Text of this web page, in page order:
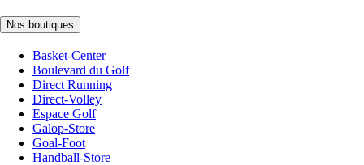
Nos boutiques
Basket-Center
Boulevard du Golf
Direct Running
Direct-Volley
Espace Golf
Galop-Store
Goal-Foot
Handball-Store